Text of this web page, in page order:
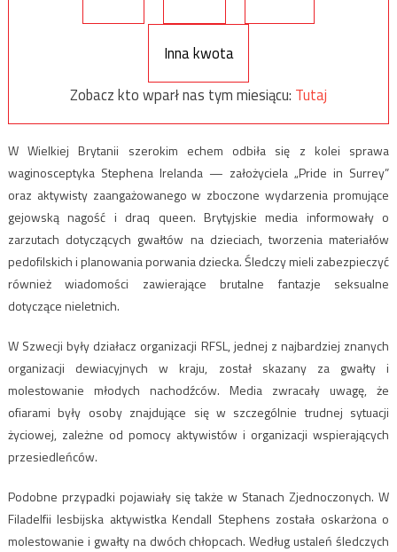
Inna kwota
Zobacz kto wparł nas tym miesiącu: Tutaj
W Wielkiej Brytanii szerokim echem odbiła się z kolei sprawa
waginosceptyka Stephena Irelanda — założyciela „Pride in Surrey”
oraz aktywisty zaangażowanego w zboczone wydarzenia promujące
gejowską nagość i draq queen. Brytyjskie media informowały o
zarzutach dotyczących gwałtów na dzieciach, tworzenia materiałów
pedofilskich i planowania porwania dziecka. Śledczy mieli zabezpieczyć
również wiadomości zawierające brutalne fantazje seksualne
dotyczące nieletnich.
W Szwecji były działacz organizacji RFSL, jednej z najbardziej znanych
organizacji dewiacyjnych w kraju, został skazany za gwałty i
molestowanie młodych nachodźców. Media zwracały uwagę, że
ofiarami były osoby znajdujące się w szczególnie trudnej sytuacji
życiowej, zależne od pomocy aktywistów i organizacji wspierających
przesiedleńców.
Podobne przypadki pojawiały się także w Stanach Zjednoczonych. W
Filadelfii lesbijska aktywistka Kendall Stephens została oskarżona o
molestowanie i gwałty na dwóch chłopcach. Według ustaleń śledczych